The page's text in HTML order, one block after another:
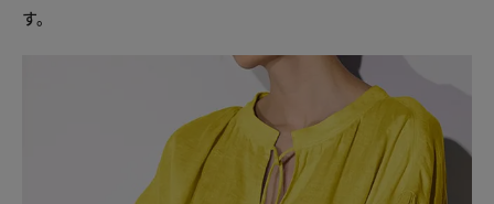
す。